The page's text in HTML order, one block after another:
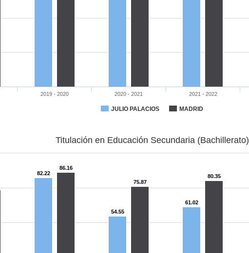
JULIO PALACIOS MADRID
2019 - 2020 2020 - 2021 2021 - 2022
Titulación en Educación Secundaria (Bachillerato)
82.22
54.55
61.02
86.16
75.87
80.35